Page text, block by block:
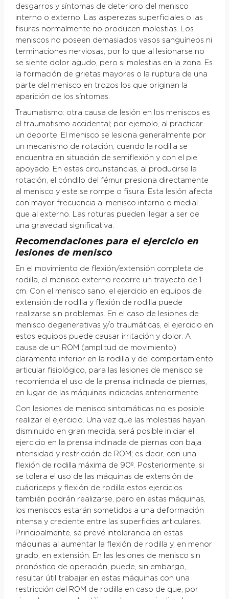
desgarros y síntomas de deterioro del menisco
interno o externo. Las asperezas superficiales o las
fisuras normalmente no producen molestias. Los
meniscos no poseen demasiados vasos sanguíneos ni
terminaciones nerviosas, por lo que al lesionarse no
se siente dolor agudo, pero si molestias en la zona. Es
la formación de grietas mayores o la ruptura de una
parte del menisco en trozos los que originan la
aparición de los síntomas.
Traumatismo: otra causa de lesión en los meniscos es
el traumatismo accidental; por ejemplo, al practicar
un deporte. El menisco se lesiona generalmente por
un mecanismo de rotación, cuando la rodilla se
encuentra en situación de semiflexión y con el pie
apoyado. En estas circunstancias, al producirse la
rotación, el cóndilo del fémur presiona directamente
al menisco y este se rompe o fisura. Esta lesión afecta
con mayor frecuencia al menisco interno o medial
que al externo. Las roturas pueden llegar a ser de
una gravedad significativa.
Recomendaciones para el ejercicio en
lesiones de menisco
En el movimiento de flexión/extensión completa de
rodilla, el menisco externo recorre un trayecto de 1
cm. Con el menisco sano, el ejercicio en equipos de
extensión de rodilla y flexión de rodilla puede
realizarse sin problemas. En el caso de lesiones de
menisco degenerativas y/o traumáticas, el ejercicio en
estos equipos puede causar irritación y dolor. A
causa de un ROM (amplitud de movimiento)
claramente inferior en la rodilla y del comportamiento
articular fisiológico, para las lesiones de menisco se
recomienda el uso de la prensa inclinada de piernas,
en lugar de las máquinas indicadas anteriormente.
Con lesiones de menisco sintomáticas no es posible
realizar el ejercicio. Una vez que las molestias hayan
disminuido en gran medida, será posible iniciar el
ejercicio en la prensa inclinada de piernas con baja
intensidad y restricción de ROM; es decir, con una
flexión de rodilla máxima de 90º. Posteriormente, si
se tolera el uso de las máquinas de extensión de
cuádriceps y flexión de rodilla estos ejercicios
también podrán realizarse, pero en estas máquinas,
los meniscos estarán sometidos a una deformación
intensa y creciente entre las superficies articulares.
Principalmente, se prevé intolerancia en estas
máquinas al aumentar la flexión de rodilla y, en menor
grado, en extensión. En las lesiones de menisco sin
pronóstico de operación, puede, sin embargo,
resultar útil trabajar en estas máquinas con una
restricción del ROM de rodilla en caso de que, por